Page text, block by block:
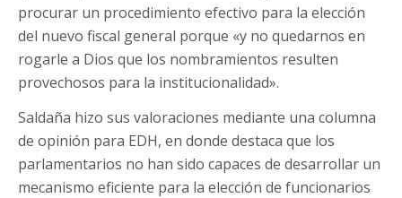
procurar un procedimiento efectivo para la elección
del nuevo fiscal general porque «y no quedarnos en
rogarle a Dios que los nombramientos resulten
provechosos para la institucionalidad».
Saldaña hizo sus valoraciones mediante una columna
de opinión para EDH, en donde destaca que los
parlamentarios no han sido capaces de desarrollar un
mecanismo eficiente para la elección de funcionarios